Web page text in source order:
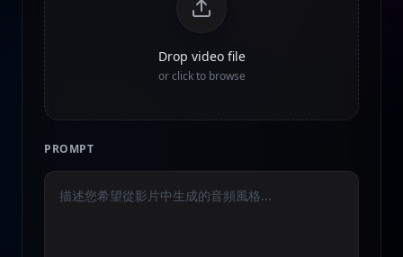
Drop video file
or click to browse
PROMPT